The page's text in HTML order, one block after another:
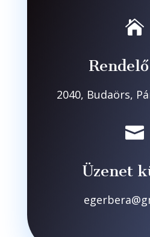

2040, Budaörs,

Üzenet